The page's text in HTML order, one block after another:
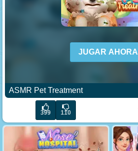
JUGAR AHORA
ASMR Pet Treatment
399 110